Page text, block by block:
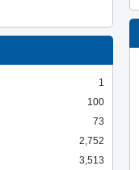
1
100
73
2,752
3,513